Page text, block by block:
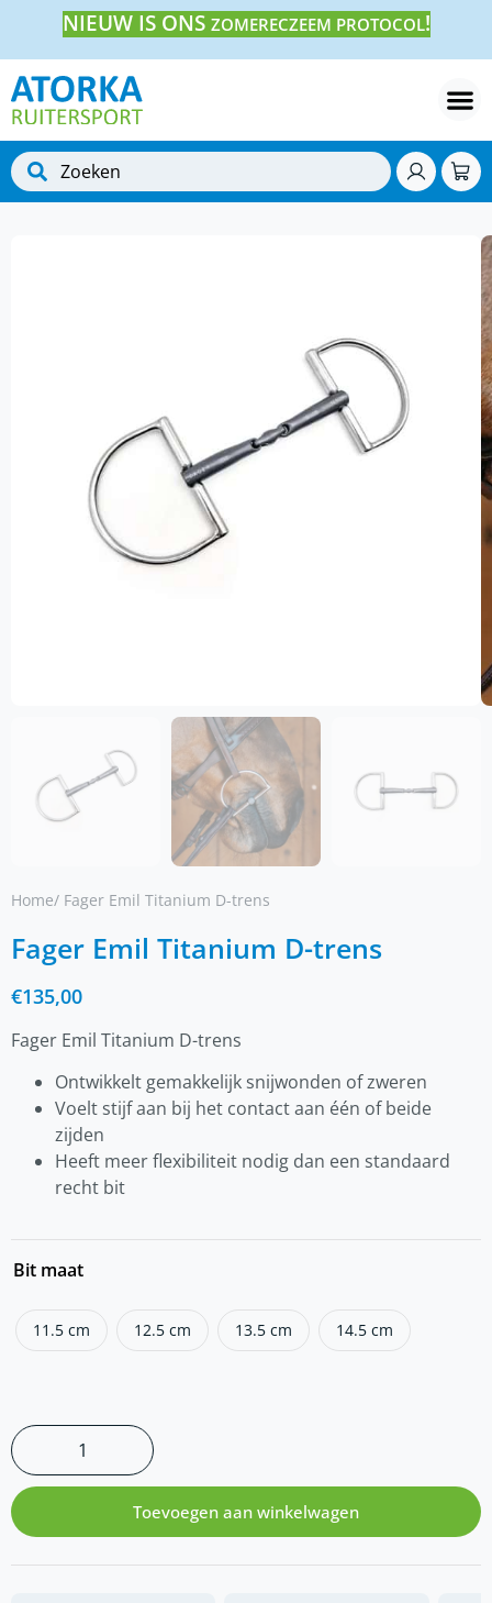
NIEUW IS ONS ZOMERECZEEM PROTOCOL!
Home/ Fager Emil Titanium D-trens
Fager Emil Titanium D-trens
€135,00
Fager Emil Titanium D-trens
Ontwikkelt gemakkelijk snijwonden of zweren
Voelt stijf aan bij het contact aan één of beide
zijden
Heeft meer flexibiliteit nodig dan een standaard
recht bit
Bit maat
11.5 cm 12.5 cm 13.5 cm 14.5 cm
Toevoegen aan winkelwagen